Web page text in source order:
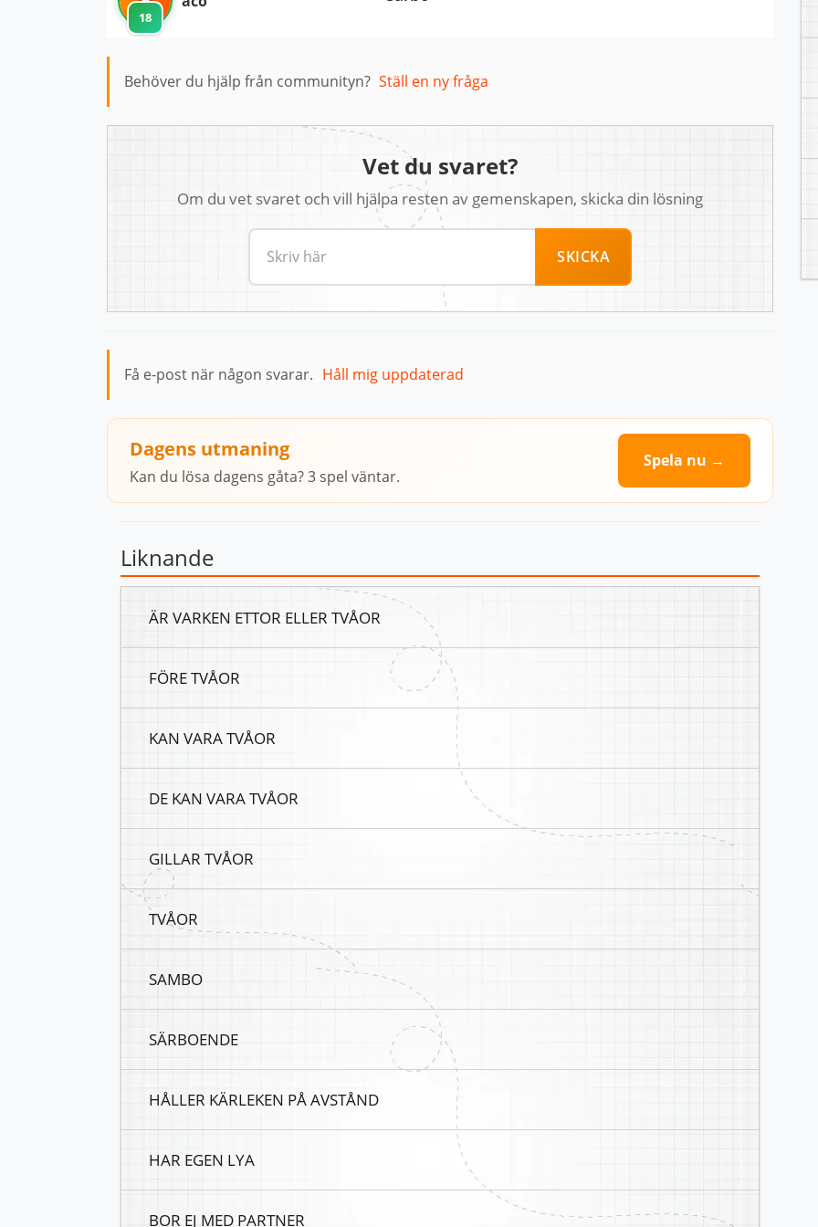
18
Behöver du hjälp från communityn? Ställ en ny fråga
Vet du svaret?
Om du vet svaret och vill hjälpa resten av gemenskapen, skicka din lösning
SKICKA
Få e-post när någon svarar. Håll mig uppdaterad
Dagens utmaning
Kan du lösa dagens gåta? 3 spel väntar.
Spela nu →
Liknande
ÄR VARKEN ETTOR ELLER TVÅOR
FÖRE TVÅOR
KAN VARA TVÅOR
DE KAN VARA TVÅOR
GILLAR TVÅOR
TVÅOR
SAMBO
SÄRBOENDE
HÅLLER KÄRLEKEN PÅ AVSTÅND
HAR EGEN LYA
BOR EJ MED PARTNER